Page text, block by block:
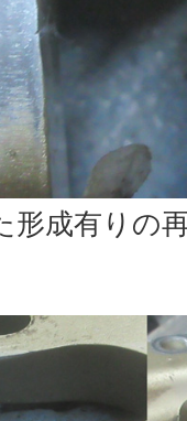
形成有りの